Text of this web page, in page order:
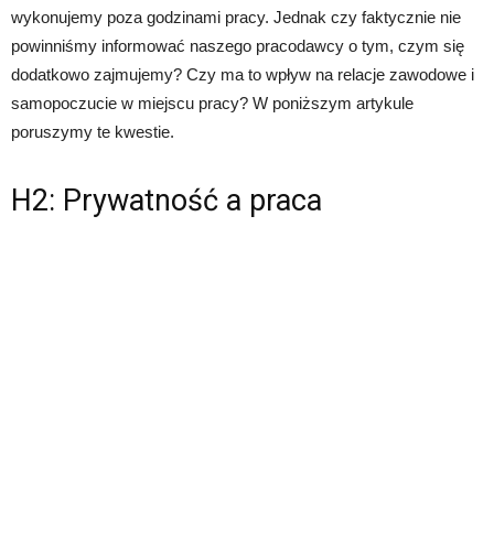
wykonujemy poza godzinami pracy. Jednak czy faktycznie nie
powinniśmy informować naszego pracodawcy o tym, czym się
dodatkowo zajmujemy? Czy ma to wpływ na relacje zawodowe i
samopoczucie w miejscu pracy? W poniższym artykule
poruszymy te kwestie.
H2: Prywatność a praca